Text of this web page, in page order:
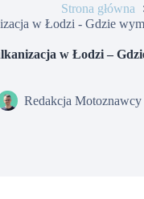
Strona główna
w Łodzi - Gdzie
w Łodzi –
Redakcja Motoznawcy